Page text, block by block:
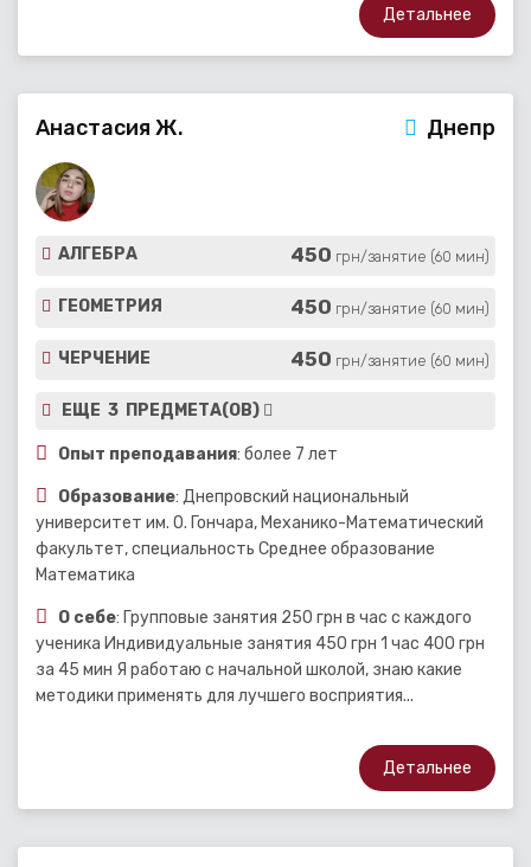
Детальнее
Анастасия Ж. Днепр
АЛГЕБРА 450 грн/занятие (60 мин)
ГЕОМЕТРИЯ 450 грн/занятие (60 мин)
ЧЕРЧЕНИЕ 450 грн/занятие (60 мин)
ЕЩЕ 3 ПРЕДМЕТА(ОВ)
Опыт преподавания: более 7 лет
Образование: Днепровский национальный
университет им. О. Гончара, Механико-Математический
факультет, специальность Среднее образование
Математика
О себе: Групповые занятия 250 грн в час с каждого
ученика Индивидуальные занятия 450 грн 1 час 400 грн
за 45 мин Я работаю с начальной школой, знаю какие
методики применять для лучшего восприятия...
Детальнее